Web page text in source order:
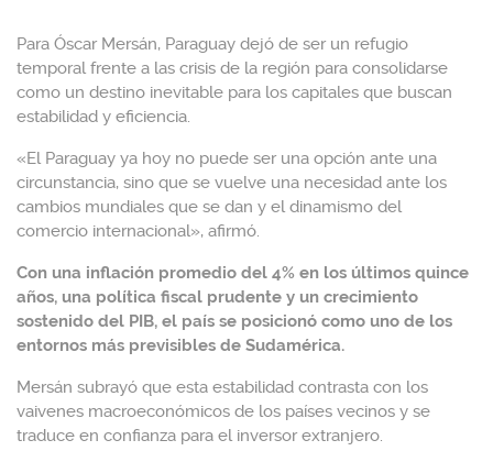
Para Óscar Mersán, Paraguay dejó de ser un refugio
temporal frente a las crisis de la región para consolidarse
como un destino inevitable para los capitales que buscan
estabilidad y eficiencia.
«El Paraguay ya hoy no puede ser una opción ante una
circunstancia, sino que se vuelve una necesidad ante los
cambios mundiales que se dan y el dinamismo del
comercio internacional», afirmó.
Con una inflación promedio del 4% en los últimos quince
años, una política fiscal prudente y un crecimiento
sostenido del PIB, el país se posicionó como uno de los
entornos más previsibles de Sudamérica.
Mersán subrayó que esta estabilidad contrasta con los
vaivenes macroeconómicos de los países vecinos y se
traduce en confianza para el inversor extranjero.